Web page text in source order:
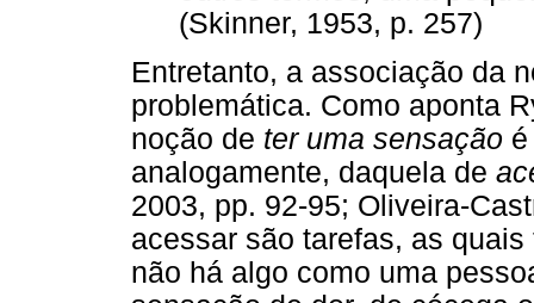
(Skinner, 1953, p. 257)
Entretanto, a associação da
problemática. Como aponta
noção de ter uma sensação
analogamente, daquela de
2003, pp. 92-95; Oliveira-
acessar são tarefas, as
não há algo como uma